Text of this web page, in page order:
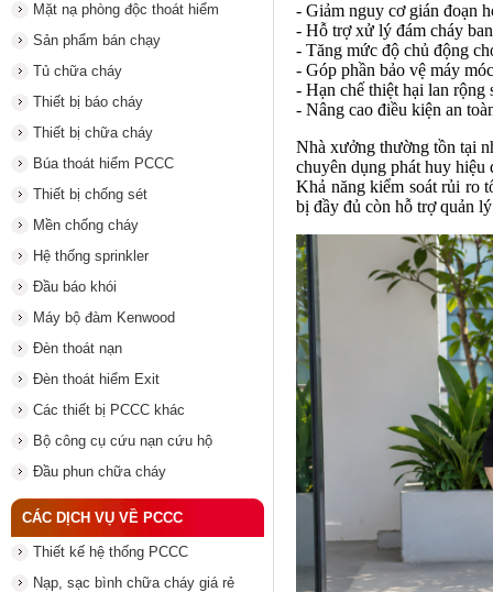
Mặt nạ phòng độc thoát hiểm
Sản phẩm bán chạy
Tủ chữa cháy
Thiết bị báo cháy
Thiết bị chữa cháy
Búa thoát hiểm PCCC
Thiết bị chống sét
Mền chống cháy
Hệ thống sprinkler
Đầu báo khói
Máy bộ đàm Kenwood
Đèn thoát nạn
Đèn thoát hiểm Exit
Các thiết bị PCCC khác
Bộ công cụ cứu nạn cứu hộ
Đầu phun chữa cháy
CÁC DỊCH VỤ VỀ PCCC
Thiết kế hệ thống PCCC
Nạp, sạc bình chữa cháy giá rẻ
- Giảm nguy cơ gián đoạn
- Hỗ trợ xử lý đám cháy
- Tăng mức độ chủ động
- Góp phần bảo vệ máy
- Hạn chế thiệt hại lan rộng
- Nâng cao điều kiện an
Nhà xưởng thường tồn tại
chuyên dụng phát huy
Khả năng kiểm soát rủi ro
bị đầy đủ còn hỗ trợ quản